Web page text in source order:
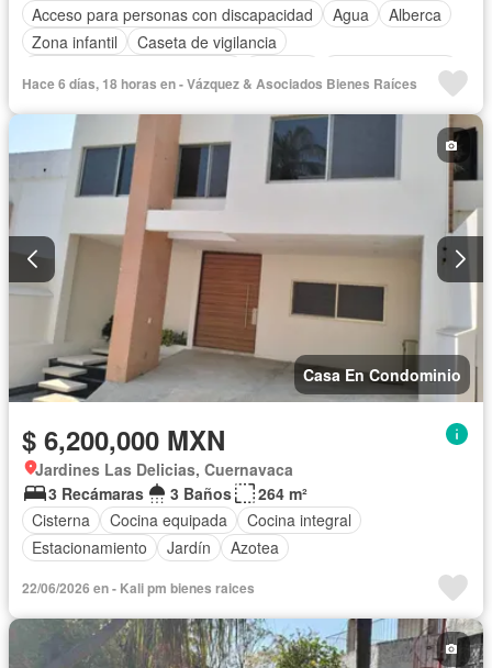
Acceso para personas con discapacidad
Agua
Alberca
Zona infantil
Caseta de vigilancia
Cocina equipada
Cocina integral
Cuarto de Limpieza
Estacionamiento
Jardín
Recámara con closet
Sala polivalente
Seguridad
Terraza Vista panorámica
Hace 6 días, 18 horas en - Vázquez & Asociados Bienes Raíces
Casa En Condominio
$ 6,200,000 MXN
Jardines Las Delicias, Cuernavaca
3 Recámaras
3 Baños
264 m²
Cisterna
Cocina equipada
Cocina integral
Estacionamiento
Jardín Azotea
22/06/2026 en - Kali pm bienes raices